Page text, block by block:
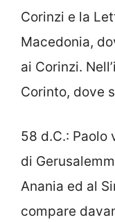
Corinzi e la
Macedonia,
ai Corinzi.
Corinto, dove
58 d.C.: Paolo
di
Anania ed al
compare